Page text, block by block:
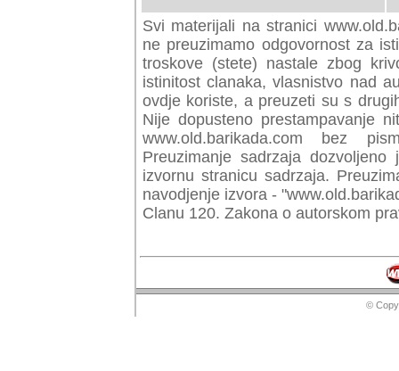
Svi materijali na stranici
preuzimamo odgovornost za
troskove (stete) nastale zbog
istinitost clanaka, vlasnistvo nad
ovdje koriste, a preuzeti su s
Nije dopusteno prestampavanje
www.old.barikada.com bez
Preuzimanje sadrzaja
izvornu stranicu sadrzaja.
navodjenje izvora -
Clanu 120. Zakona o autorskom
©